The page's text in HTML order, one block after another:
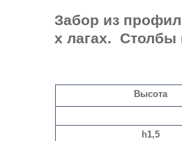
Забор из
х лагах. Столбы
Высота
h1,5